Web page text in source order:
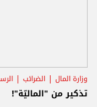
وزارة المال الضرائب
تذكير من "الماليّة"!